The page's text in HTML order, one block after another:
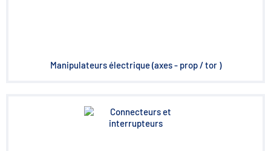
Manipulateurs électrique (axes - prop / tor )